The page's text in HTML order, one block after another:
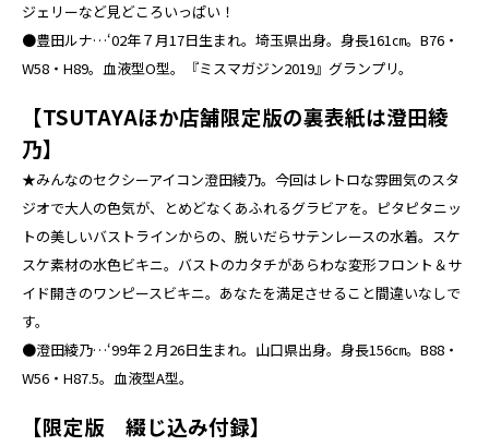
ジェリーなど見どころいっぱい！
●豊田ルナ…‘02年７月17日生まれ。埼玉県出身。身長161㎝。B76・
W58・H89。血液型O型。『ミスマガジン2019』グランプリ。
【TSUTAYAほか店舗限定版の裏表紙は澄田綾
乃】
★みんなのセクシーアイコン澄田綾乃。今回はレトロな雰囲気のスタ
ジオで大人の色気が、とめどなくあふれるグラビアを。ピタピタニッ
トの美しいバストラインからの、脱いだらサテンレースの水着。スケ
スケ素材の水色ビキニ。バストのカタチがあらわな変形フロント＆サ
イド開きのワンピースビキニ。あなたを満足させること間違いなしで
す。
●澄田綾乃…‘99年２月26日生まれ。山口県出身。身長156㎝。B88・
W56・H87.5。血液型A型。
【限定版 綴じ込み付録】